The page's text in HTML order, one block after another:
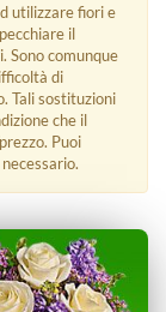
utilizzare fiori e
il
Sono comunque
di
Tali sostituzioni
che il
Puoi